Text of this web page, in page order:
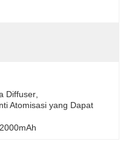
Diffuser
Atomisasi yang Dapat